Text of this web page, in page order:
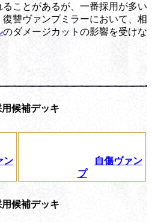
ことがあるが、一番採用が多い
復讐ヴァンプミラーにおいて、相
のダメージカットの影響を受けな
候補デッキ
ン
自傷ヴァン
プ
候補デッキ